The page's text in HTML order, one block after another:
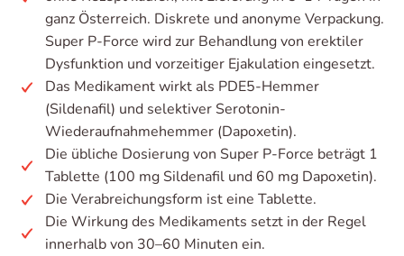
ganz Österreich. Diskrete und anonyme Verpackung.
Super P-Force wird zur Behandlung von erektiler
Dysfunktion und vorzeitiger Ejakulation eingesetzt.
Das Medikament wirkt als PDE5-Hemmer
(Sildenafil) und selektiver Serotonin-
Wiederaufnahmehemmer (Dapoxetin).
Die übliche Dosierung von Super P-Force beträgt 1
Tablette (100 mg Sildenafil und 60 mg Dapoxetin).
Die Verabreichungsform ist eine Tablette.
Die Wirkung des Medikaments setzt in der Regel
innerhalb von 30–60 Minuten ein.